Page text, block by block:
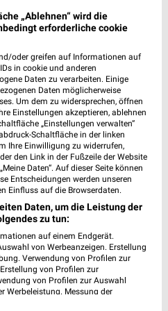
0,7 km
Gutscheinheft
Gültig bis Mo. 10.08.
„Ablehnen“ wird die
erforderliche cookie
oder greifen auf Informationen auf
in cookie und anderen
Daten zu verarbeiten. Einige
Daten möglicherweise
Um dem zu widersprechen, öffnen
Einstellungen akzeptieren, ablehnen
„Einstellungen verwalten“
Schaltfläche in der linken
Ihre Einwilligung zu widerrufen,
den Link in der Fußzeile der Website
Daten“. Auf dieser Seite können
Entscheidungen werden unseren
Einfluss auf die Browserdaten.
Daten, um die Leistung der
zu tun:
auf einem Endgerät.
von Werbeanzeigen. Erstellung
Verwendung von Profilen zur
von Profilen zur
von Profilen zur Auswahl
Werbeleistung. Messung der